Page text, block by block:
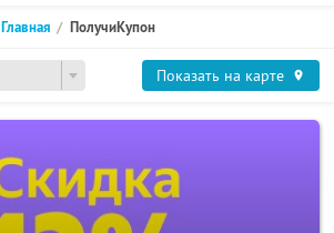
Главная ПолучиКупон
Показать на карте